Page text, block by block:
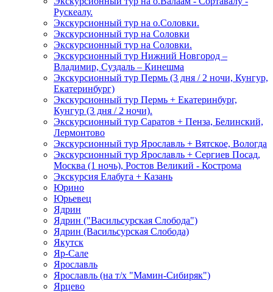
Рускеалу.
Экскурсионный тур на о.Соловки.
Экскурсионный тур на Соловки
Экскурсионный тур на Соловки.
Экскурсионный тур Нижний Новгород –
Владимир, Суздаль – Кинешма
Экскурсионный тур Пермь (3 дня / 2 ночи, Кунгур,
Екатеринбург)
Экскурсионный тур Пермь + Екатеринбург,
Кунгур (3 дня / 2 ночи).
Экскурсионный тур Саратов + Пенза, Белинский,
Лермонтово
Экскурсионный тур Ярославль + Вятское, Вологда
Экскурсионный тур Ярославль + Сергиев Посад,
Москва (1 ночь), Ростов Великий - Кострома
Экскурсия Елабуга + Казань
Юрино
Юрьевец
Ядрин
Ядрин ("Васильсурская Слобода")
Ядрин (Васильсурская Слобода)
Якутск
Яр-Сале
Ярославль
Ярославль (на т/х "Мамин-Сибиряк")
Ярцево